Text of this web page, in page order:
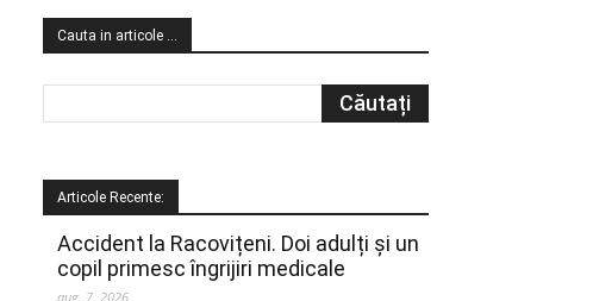
Cauta in articole …
Articole Recente:
Accident la Racovițeni. Doi adulți și un
copil primesc îngrijiri medicale
aug. 7, 2026